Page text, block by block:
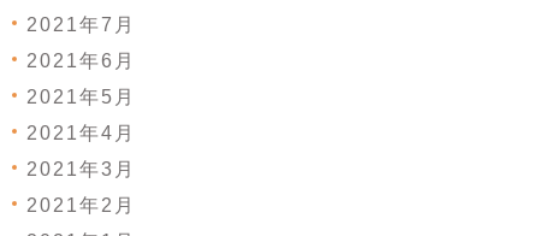
2021年7月
2021年6月
2021年5月
2021年4月
2021年3月
2021年2月